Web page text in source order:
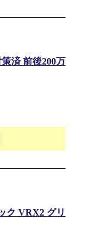
済 前後200万
ク VRX2 グリ